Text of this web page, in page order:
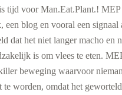
tijd voor Man.Eat.Plant.! MEP
een blog en vooral een signaal
dat het niet langer macho en
is om vlees te eten.
beweging waarvoor
te worden, omdat het